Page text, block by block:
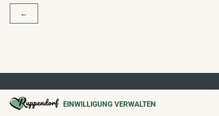
EINWILLIGUNG VERWALTEN
BEITRAGSNAVIGATION
←